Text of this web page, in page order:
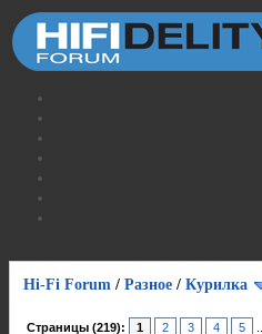
Hi-Fi Forum / Разное / Курилка
Страницы (219): 1 2 3 4 5